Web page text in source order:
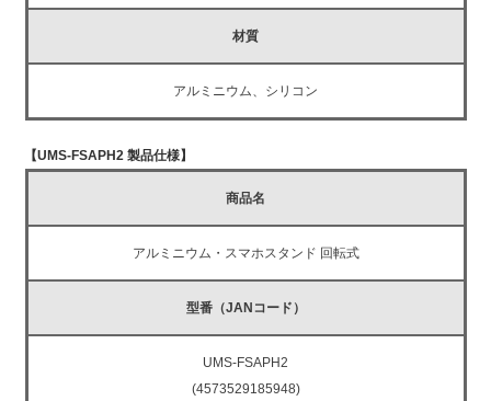
材質
アルミニウム、シリコン
【UMS-FSAPH2 製品仕様】
商品名
アルミニウム・スマホスタンド 回転式
型番（JANコード）
UMS-FSAPH2
(4573529185948)